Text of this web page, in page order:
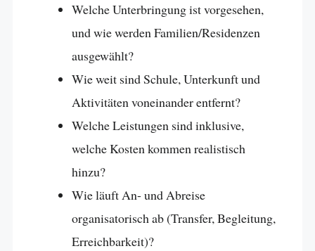
Welche Unterbringung ist vorgesehen,
und wie werden Familien/Residenzen
ausgewählt?
Wie weit sind Schule, Unterkunft und
Aktivitäten voneinander entfernt?
Welche Leistungen sind inklusive,
welche Kosten kommen realistisch
hinzu?
Wie läuft An- und Abreise
organisatorisch ab (Transfer, Begleitung,
Erreichbarkeit)?